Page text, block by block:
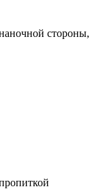
стороны,